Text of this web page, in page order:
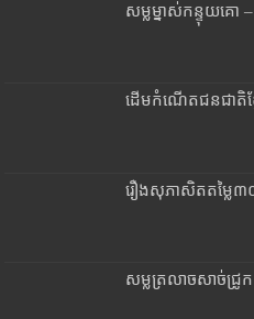
សម្លម្នាស់កន្ទុយគោ –
ដើមកំណើតជនជាតិខ្ម
រឿងសុភាសិតតម្លៃ៣០
សម្លត្រលាចសាច់ជ្រូក